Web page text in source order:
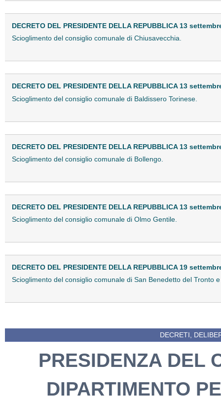
DECRETO DEL PRESIDENTE DELLA REPUBBLICA 13
Scioglimento del consiglio comunale di Chiusavecchia.
DECRETO DEL PRESIDENTE DELLA REPUBBLICA 13
Scioglimento del consiglio comunale di Baldissero Torinese.
DECRETO DEL PRESIDENTE DELLA REPUBBLICA 13
Scioglimento del consiglio comunale di Bollengo.
DECRETO DEL PRESIDENTE DELLA REPUBBLICA 13
Scioglimento del consiglio comunale di Olmo Gentile.
DECRETO DEL PRESIDENTE DELLA REPUBBLICA 19
Scioglimento del consiglio comunale di San Benedetto del Tronto
DECRETI,
PRESIDENZA DEL
DIPARTIMENTO